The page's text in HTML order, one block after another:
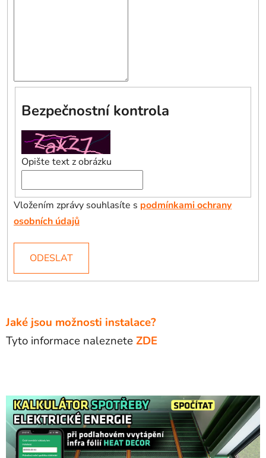
Bezpečnostní kontrola
Opište text z obrázku
Vložením zprávy souhlasíte s podmínkami ochrany
osobních údajů
ODESLAT
Jaké jsou možnosti instalace?
Tyto informace naleznete ZDE